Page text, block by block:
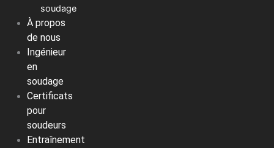
soudage
À propos
de nous
Ingénieur
en
soudage
Certificats
pour
soudeurs
Entraînement